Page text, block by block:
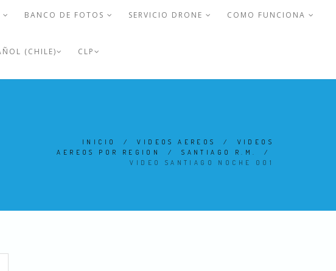
BANCO DE FOTOS SERVICIO DRONE COMO FUNCIONA
(CHILE) CLP
INICIO /VIDEOS AEREOS / VIDEOS
AEREOS POR REGION
/SANTIAGO R.M.
/
VIDEO SANTIAGO NOCHE 001